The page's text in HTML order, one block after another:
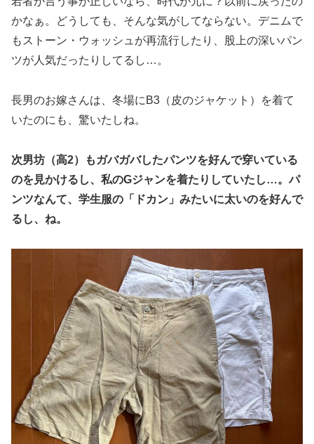
かなぁ。どうしても、そんな気がしてならない。デニムで
もストーン・ウォッシュが再流行したり、股上の深いパン
ツが人気だったりしてるし…。
長男のお嫁さんは、冬場にB3（皮のジャケット）を着て
いたのにも、驚いたしね。
次男坊（高2）もガバガバしたパンツを好んで穿いている
のを見かけるし、私のGジャンを着たりしていたし…。パ
ンツなんて、学生服の「ドカン」みたいに太いのを好んで
るし、ね。